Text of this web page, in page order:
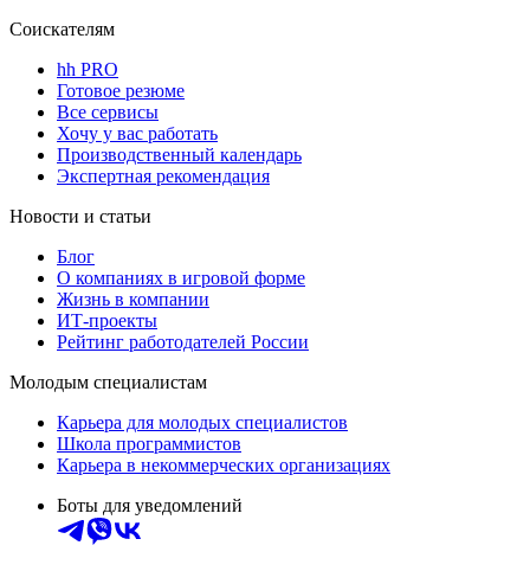
Соискателям
hh PRO
Готовое резюме
Все сервисы
Хочу у вас работать
Производственный календарь
Экспертная рекомендация
Новости и статьи
Блог
О компаниях в игровой форме
Жизнь в компании
ИТ-проекты
Рейтинг работодателей России
Молодым специалистам
Карьера для молодых специалистов
Школа программистов
Карьера в некоммерческих организациях
Боты для уведомлений